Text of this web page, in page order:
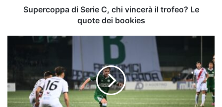
quoteSupercoppa di Serie C, chi vincerà il trofeo? Le
quote dei bookies
Abbiamo
come
andrà
Avellino-
Padova: